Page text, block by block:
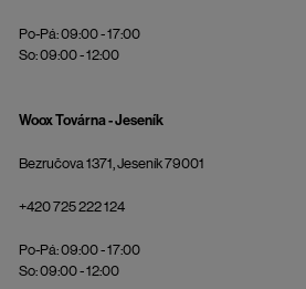
Po-Pá: 09:00 - 17:00
So: 09:00 - 12:00
Woox Továrna - Jeseník
Bezručova 1371, Jeseník 79001
+420 725 222 124
Po-Pá: 09:00 - 17:00
So: 09:00 - 12:00